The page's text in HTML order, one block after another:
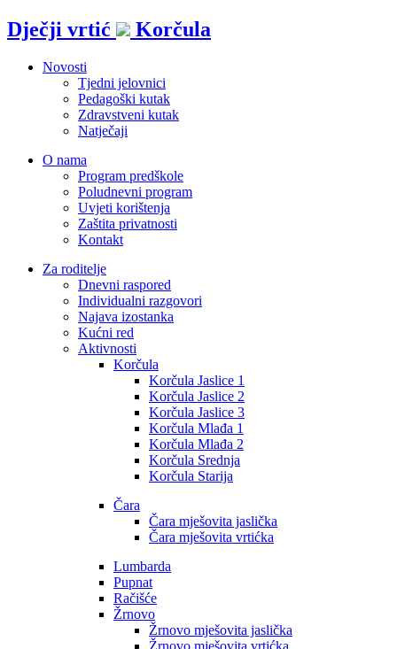
Idi
na
Dječji vrtić Korčula
Novosti
Tjedni jelovnici
Pedagoški kutak
Zdravstveni kutak
Natječaji
O nama
Program predškole
Poludnevni program
Uvjeti korištenja
Zaštita privatnosti
Kontakt
Za roditelje
Dnevni raspored
Individualni razgovori
Najava izostanka
Kućni red
Aktivnosti
Korčula
Korčula Jaslice 1
Korčula Jaslice 2
Korčula Jaslice 3
Korčula Mlađa 1
Korčula Mlađa 2
Korčula Srednja
Korčula Starija
Čara
Čara mješovita jaslička
Čara mješovita vrtićka
Lumbarda
Pupnat
Račišće
Žrnovo
Žrnovo mješovita jaslička
Žrnovo mješovita vrtićka